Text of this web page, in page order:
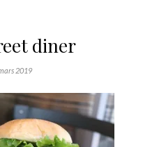
diner
2019